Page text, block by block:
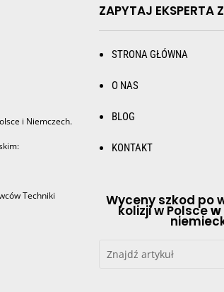
i Niemczech.
Techniki
ZAPYTAJ EKSPERTA
STRONA GŁÓWNA
O NAS
BLOG
KONTAKT
Wyceny szkod po
kolizji w Polscew